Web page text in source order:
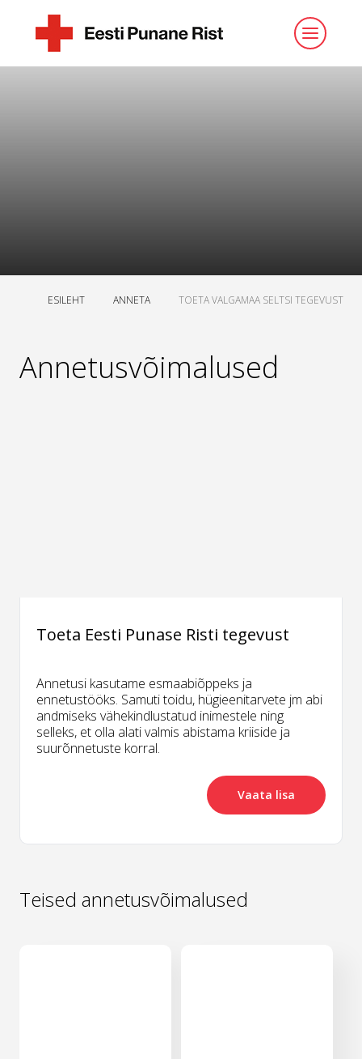
ESILEHT ANNETA TOETA VALGAMAA SELTSI TEGEVUST
Annetusvõimalused
Toeta Eesti Punase Risti tegevust
Annetusi kasutame esmaabiõppeks ja
ennetustööks. Samuti toidu, hügieenitarvete jm abi
andmiseks vähekindlustatud inimestele ning
selleks, et olla alati valmis abistama kriiside ja
suurõnnetuste korral.
Vaata lisa
Teised annetusvõimalused